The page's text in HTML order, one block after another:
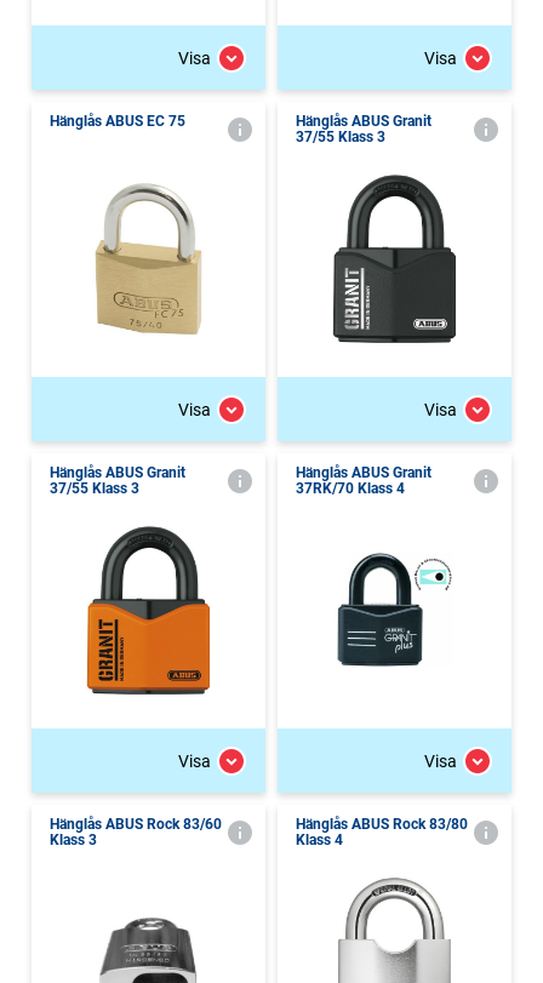
Visa Visa
Hänglås ABUS EC 75
Visa
Hänglås ABUS Granit
37/55 Klass 3
Visa
Hänglås ABUS Granit
37/55 Klass 3
Visa
Hänglås ABUS Granit
37RK/70 Klass 4
Visa
Hänglås ABUS Rock 83/60
Klass 3
Hänglås ABUS Rock 83/80
Klass 4